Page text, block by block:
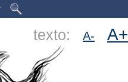
texto: A- A+